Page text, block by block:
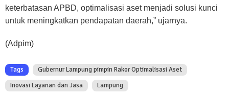
keterbatasan APBD, optimalisasi aset menjadi solusi kunci
untuk meningkatkan pendapatan daerah,” ujarnya.
(Adpim)
Tags
Gubernur Lampung pimpin Rakor Optimalisasi Aset
Inovasi Layanan dan Jasa
Lampung